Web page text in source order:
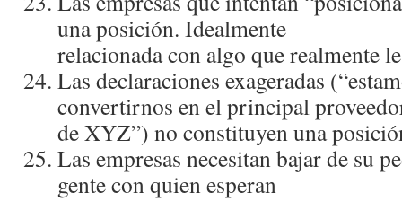
una posición. Idealmente
relacionada con algo que realmente
Las declaraciones exageradas
convertirnos en el principal
de XYZ”) no constituyen una
Las empresas necesitan bajar de su
gente con quien esperan